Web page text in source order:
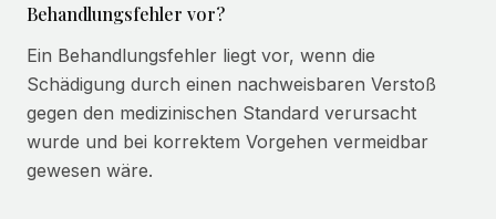
Behandlungsfehler vor?
Ein Behandlungsfehler liegt vor, wenn die
Schädigung durch einen nachweisbaren Verstoß
gegen den medizinischen Standard verursacht
wurde und bei korrektem Vorgehen vermeidbar
gewesen wäre.